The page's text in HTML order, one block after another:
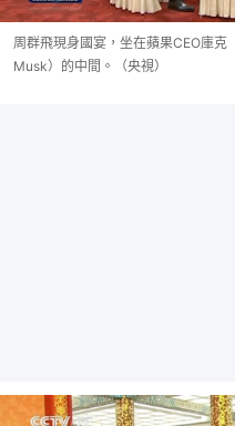
周群飛現身國宴，坐在蘋果CEO庫
Musk）的中間。（央視）